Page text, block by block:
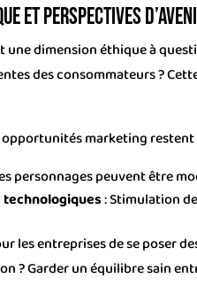
et perspectives
une dimension éthique à
des consommateurs ?
opportunités marketing restent
personnages peuvent être
: Stimulation
les entreprises de se poser
? Garder un équilibre sain